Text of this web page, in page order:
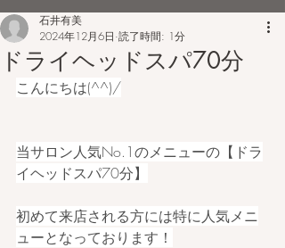
ドライヘッドスパ70分
石井有美
2024年12月6日 読了時間: 1分
こんにちは(^^)/
当サロン人気No.1のメニューの【ドラ
イヘッドスパ70分】
初めて来店される方には特に人気メニ
ューとなっております！